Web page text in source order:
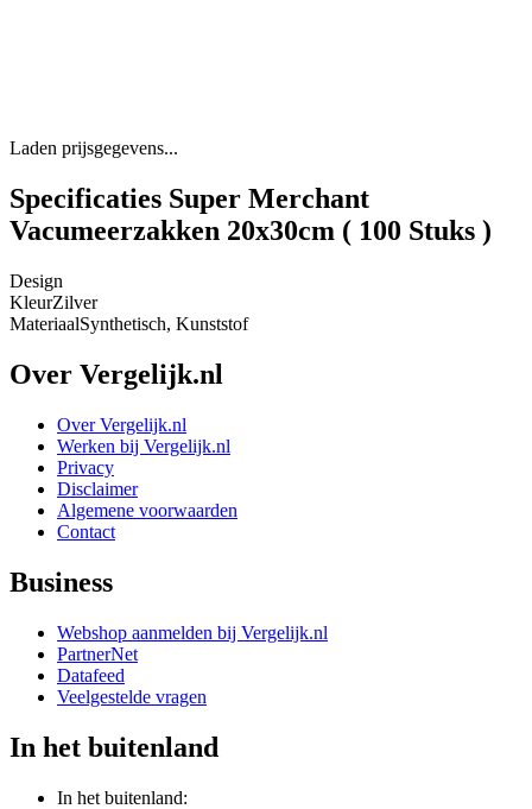
Laden prijsgegevens...
Specificaties Super Merchant
Vacumeerzakken 20x30cm ( 100 Stuks )
Design
KleurZilver
MateriaalSynthetisch, Kunststof
Over Vergelijk.nl
Over Vergelijk.nl
Werken bij Vergelijk.nl
Privacy
Disclaimer
Algemene voorwaarden
Contact
Business
Webshop aanmelden bij Vergelijk.nl
PartnerNet
Datafeed
Veelgestelde vragen
In het buitenland
In het buitenland: